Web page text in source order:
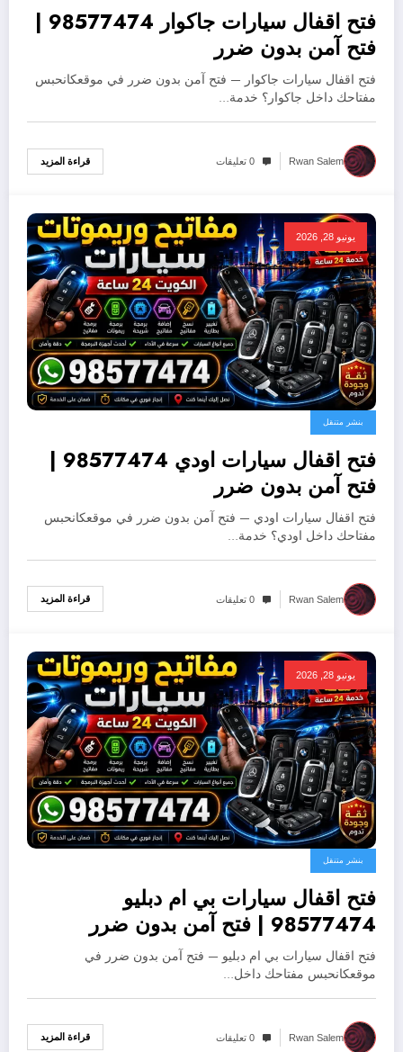
فتح اقفال سيارات جاكوار 98577474 |
فتح آمن بدون ضرر
فتح اقفال سيارات جاكوار — فتح آمن بدون ضرر في موقعكانحبس
مفتاحك داخل جاكوار؟ خدمة…
Rwan Salem 0 تعليقات قراءة المزيد
يونيو 28, 2026
بنشر متنقل
فتح اقفال سيارات اودي 98577474 |
فتح آمن بدون ضرر
فتح اقفال سيارات اودي — فتح آمن بدون ضرر في موقعكانحبس
مفتاحك داخل اودي؟ خدمة…
Rwan Salem 0 تعليقات قراءة المزيد
يونيو 28, 2026
بنشر متنقل
فتح اقفال سيارات بي ام دبليو
98577474 | فتح آمن بدون ضرر
فتح اقفال سيارات بي ام دبليو — فتح آمن بدون ضرر في
موقعكانحبس مفتاحك داخل…
Rwan Salem 0 تعليقات قراءة المزيد